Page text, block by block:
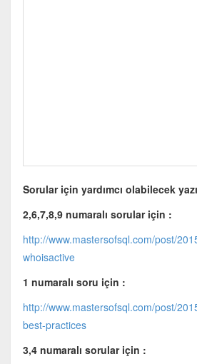
Sorular için yardımcı olabilecek
2,6,7,8,9 numaralı sorular için :
http://www.mastersofsql.com/post/
whoisactive
1 numaralı soru için :
http://www.mastersofsql.com/post/
best-practices
3,4 numaralı sorular için :